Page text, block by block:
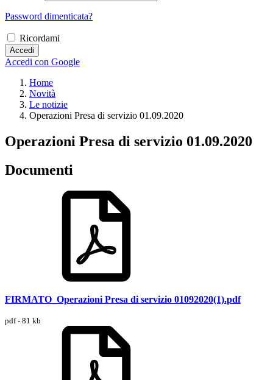
Password dimenticata?
Ricordami
Accedi
Accedi con Google
Home
Novità
Le notizie
Operazioni Presa di servizio 01.09.2020
Operazioni Presa di servizio 01.09.2020
Documenti
FIRMATO_Operazioni Presa di servizio 01092020(1).pdf
pdf - 81 kb